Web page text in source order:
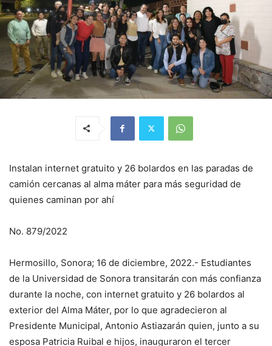
Instalan internet gratuito y 26 bolardos en las paradas de
camión cercanas al alma máter para más seguridad de
quienes caminan por ahí
No. 879/2022
Hermosillo, Sonora; 16 de diciembre, 2022.- Estudiantes
de la Universidad de Sonora transitarán con más confianza
durante la noche, con internet gratuito y 26 bolardos al
exterior del Alma Máter, por lo que agradecieron al
Presidente Municipal, Antonio Astiazarán quien, junto a su
esposa Patricia Ruibal e hijos, inauguraron el tercer